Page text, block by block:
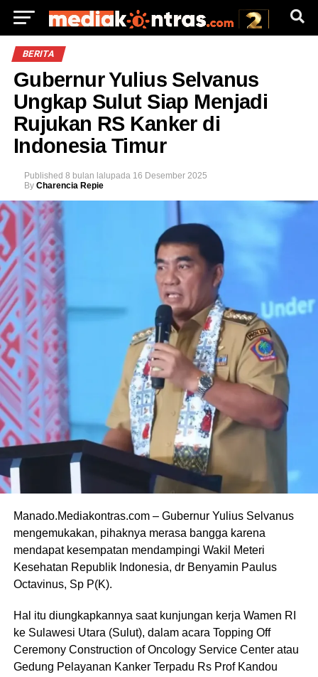
BERITA
Gubernur Yulius Selvanus
Ungkap Sulut Siap Menjadi
Rujukan RS Kanker di
Indonesia Timur
Published 8 bulan lalupada 16 Desember 2025
By Charencia Repie
Manado.Mediakontras.com – Gubernur Yulius Selvanus
mengemukakan, pihaknya merasa bangga karena
mendapat kesempatan mendampingi Wakil Meteri
Kesehatan Republik Indonesia, dr Benyamin Paulus
Octavinus, Sp P(K).
Hal itu diungkapkannya saat kunjungan kerja Wamen RI
ke Sulawesi Utara (Sulut), dalam acara Topping Off
Ceremony Construction of Oncology Service Center atau
Gedung Pelayanan Kanker Terpadu Rs Prof Kandou